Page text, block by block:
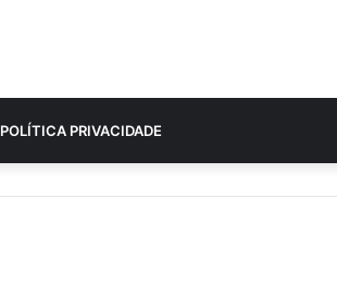
POLÍTICA PRIVACIDADE